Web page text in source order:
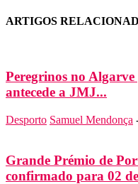
ARTIGOS
Peregrinos no
antecede a JMJ...
Desporto Samuel Mendonça
Grande Prémio de
confirmado para 02